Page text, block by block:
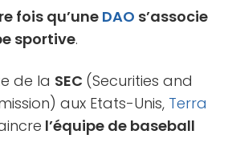
fois qu’une DAO s’associe
sportive.
de la SEC (Securities and
aux Etats-Unis, Terra
l’équipe de baseball